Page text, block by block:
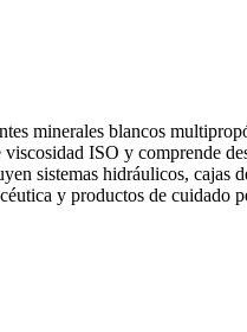
minerales blancos
ISO y comprende
sistemas hidráulicos, cajas
y productos de cuidado